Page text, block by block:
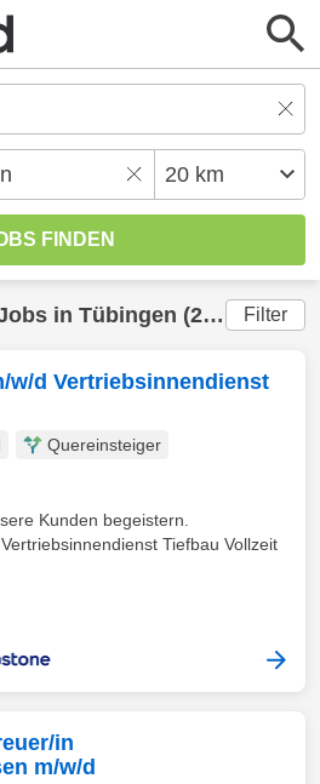
in Tübingen (20 km) gefunden Filter
w/d Vertriebsinnendienst
Quereinsteiger
Kunden begeistern.
Tiefbau Vollzeit
in
m/w/d